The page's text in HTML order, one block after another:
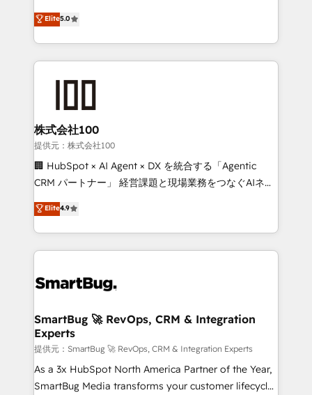
Certified Experts & Trainers across the team ★
1,500+ implementations across five continents ★ AI-
First, RevOps-led, Onboarding obsessed ★
Company of the Year 2024/25 INSIDEA helps
and build AI-powered workflows that drive adoption
from week one, in your time zone. What we do ➤
Onboarding: Live in weeks, with workflows built
around your business, not a template. ➤ Migration:
Move from any legacy CRM. Zero downtime, full data
run your revenue process. Sales, marketing, and
service wired together. ➤ AI and Integrations: Layer
tune-ups, feature rollouts, adoption coaching. Buying
HubSpot, switching to it, or reviving a stale portal?
We are built for the work.
Elite5.0
株式会社100
提供元：株式会社100
🏢 HubSpot × AI Agent × DX を統合する「Agentic
CRM パートナー」 経営課題と現場業務をつなぐAIネイ
ティブ・エージェンシーとして、HubSpot Eliteの実装
力で顧客フロント業務を再設計します。 💡 100inc は何
をする会社か？ HubSpotを共通基盤に、AIエージェン
トを組み込んだ顧客フロント業務（マーケティング・営
ィブ・エージェンシーです。事業部・グループ会社・部
を、CRMを軸とした全社共通基盤に再構築します。意
思決定者・PMO・現場担当者に並走します。 1️⃣
HubSpot導入・活用支援 顧客データの一元化から、
GTMの見える化・自動化まで。全Hub統合運用、デー
タ品質設計、グループ横断のCRM統合に対応します。
Elite4.9
SmartBug 🚀 RevOps, CRM & Integration
Experts
提供元：SmartBug 🚀 RevOps, CRM & Integration Experts
As a 3x HubSpot North America Partner of the Year,
SmartBug Media transforms your customer lifecycle